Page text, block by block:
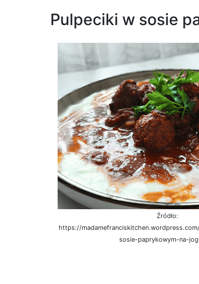
Pulpeciki w sosie
Źródło:
https://
sosie-paprykowym-na-